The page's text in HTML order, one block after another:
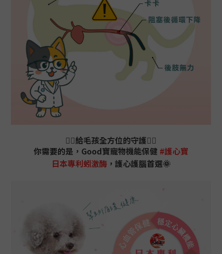
🙅‍♀️給毛孩全方位的守護🙅‍♀️
你需要的是，Good寶寵物機能保健 #護心寶
日本專利蚓激酶 ，護心護腦首選🌞